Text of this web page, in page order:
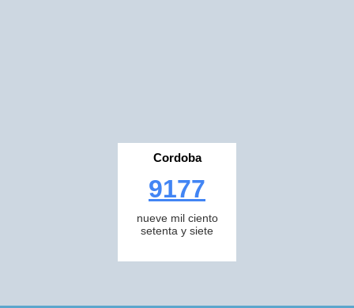
Cordoba
9177
nueve mil ciento
setenta y siete